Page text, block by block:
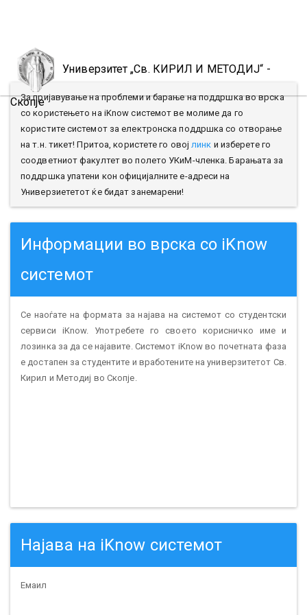
Универзитет „Св. КИРИЛ И МЕТОДИЈ“ -
Скопје
За пријавување на проблеми и барање на поддршка во врска
со користењето на iKnow системот ве молиме да го
користите системот за електронска поддршка со отворање
на т.н. тикет! Притоа, користете го овојлинк и изберете го
соодветниот факултет во полето УКиМ-членка. Барањата за
поддршка упатени кон официјалните е-адреси на
Универзиететот ќе бидат занемарени!
Информации во врска со iKnow
системот
Се наоѓате на формата за најава на системот со студентски
сервиси iKnow. Употребете го своето корисничко име и
лозинка за да се најавите. Системот iKnow во почетната фаза
е достапен за студентите и вработените на универзитетот Св.
Кирил и Методиј во Скопје.
Најава на iKnow системот
Емаил